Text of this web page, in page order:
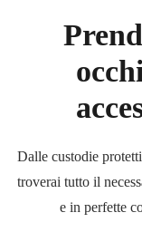
Dalle custodie
troverai tutto il
e in perfette